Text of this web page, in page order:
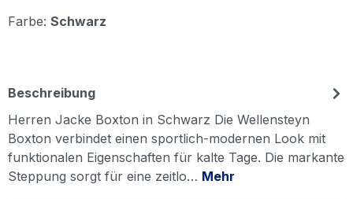
Farbe: Schwarz
Beschreibung
Herren Jacke Boxton in Schwarz Die Wellensteyn
Boxton verbindet einen sportlich-modernen Look mit
funktionalen Eigenschaften für kalte Tage. Die markante
Steppung sorgt für eine zeitlo… Mehr